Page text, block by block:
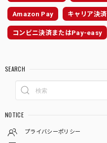
Amazon Pay キャリア決済
コンビニ決済またはPay-easy
SEARCH
NOTICE
プライバシーポリシー